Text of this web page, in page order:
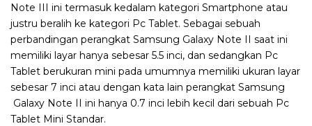
Note III ini termasuk kedalam kategori Smartphone atau
justru beralih ke kategori Pc Tablet. Sebagai sebuah
perbandingan perangkat Samsung Galaxy Note II saat ini
memiliki layar hanya sebesar 5.5 inci, dan sedangkan Pc
Tablet berukuran mini pada umumnya memiliki ukuran layar
sebesar 7 inci atau dengan kata lain perangkat Samsung
Galaxy Note II ini hanya 0.7 inci lebih kecil dari sebuah Pc
Tablet Mini Standar.